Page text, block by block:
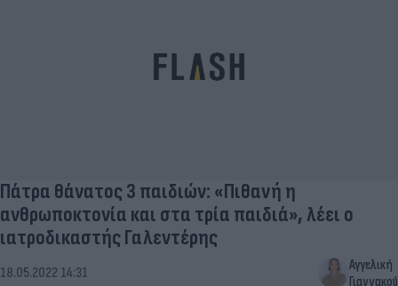
Πάτρα θάνατος 3 παιδιών: «Πιθανή η
ανθρωποκτονία και στα τρία παιδιά», λέει ο
ιατροδικαστής Γαλεντέρης
18.05.2022 14:31
Αγγελική
Γιαννακού